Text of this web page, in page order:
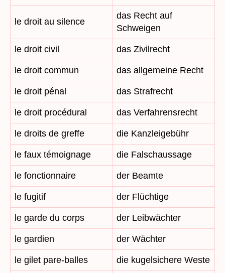
le droit au silence
das Recht auf
Schweigen
le droit civil das Zivilrecht
le droit commun das allgemeine Recht
le droit pénal das Strafrecht
le droit procédural das Verfahrensrecht
le droits de greffe die Kanzleigebühr
le faux témoignage die Falschaussage
le fonctionnaire der Beamte
le fugitif der Flüchtige
le garde du corps der Leibwächter
le gardien der Wächter
le gilet pare-balles die kugelsichere Weste